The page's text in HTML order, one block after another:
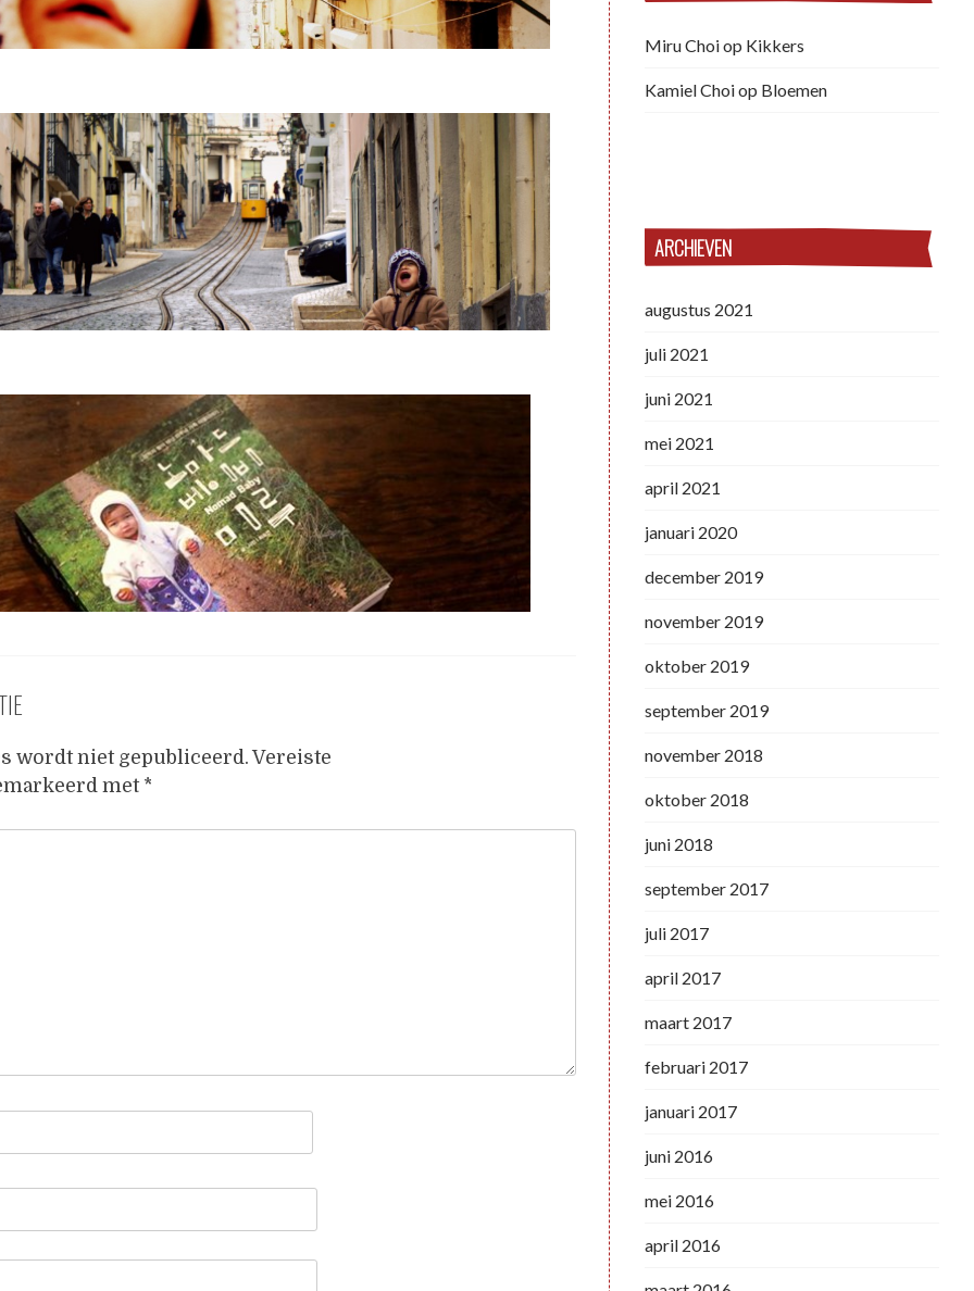
wordt niet gepubliceerd. Vereiste
met *
Miru Choiop Kikkers
Kamiel Choiop Bloemen
ARCHIEVEN
augustus 2021
juli 2021
juni 2021
mei 2021
april 2021
januari 2020
december 2019
november 2019
oktober 2019
september 2019
november 2018
oktober 2018
juni 2018
september 2017
juli 2017
april 2017
maart 2017
februari 2017
januari 2017
juni 2016
mei 2016
april 2016